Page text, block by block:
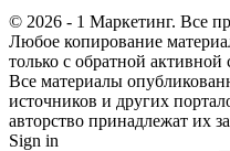
© 2026 - 1 Маркетинг. Все
Любое копирование
только с обратной активной
Все материалы
источников и других
авторство принадлежат их
Sign in